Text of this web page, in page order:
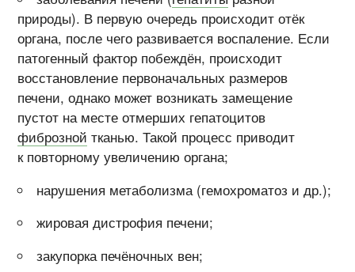
природы). В первую очередь происходит отёк
органа, после чего развивается воспаление. Если
патогенный фактор побеждён, происходит
восстановление первоначальных размеров
печени, однако может возникать замещение
пустот на месте отмерших гепатоцитов
фиброзной тканью. Такой процесс приводит
к повторному увеличению органа;
нарушения метаболизма (гемохроматоз и др.);
жировая дистрофия печени;
закупорка печёночных вен;